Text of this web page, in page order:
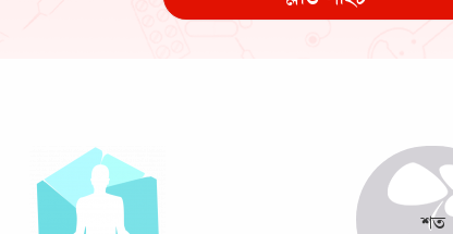
শত